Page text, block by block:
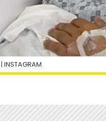
| INSTAGRAM